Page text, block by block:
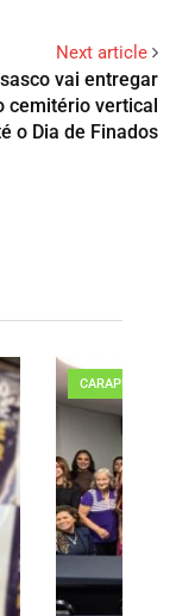
Next article
vai entregar
cemitério vertical
o Dia de Finados